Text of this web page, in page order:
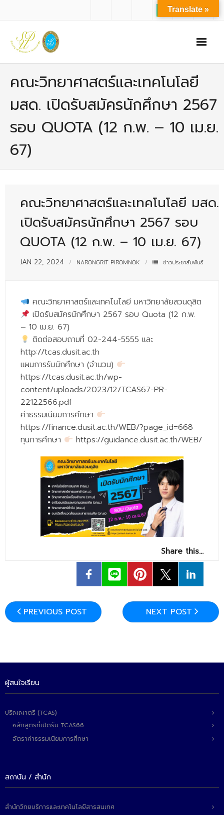
- ปรัชญาการจัดการศึกษา มหาวิทยาลัยสวนดุสิต
- ปรัชญา วิสัยทัศน์ พันธกิจ ของคณะ
- ประวัติความเป็นมาของคณะ
- - วิทยาศาสตร์เครื่องสำอาง
- - อาชีวอนามัยและความปลอดภัย
- - อนามัยสิ่งแวดล้อมและสาธารณภัย
- - วิทยาศาสตร์การแพทย์
- - ความมั่นคงปลอดภัยไซเบอร์
- - อุตสาหกรรมชีวภาพเพื่อธุรกิจ
- ศึกษาศาสตรบัณฑิต
- เทคโนโลยีบัณฑิต
- - เทคโนโลยีสารสนเทศ
ศูนย์บริการ
- ศูนย์เครื่องมือปฏิบัติการวิทยาศาสตร์
- ศูนย์ปัญญาประดิษฐ์เพื่อการศึกษา
ข่าว
- ทุน/สมัครงาน/ศึกษาต่อ
วารสารคณะ
ผลงานคณะ
- การจัดการความรู้ (KM Scitech)
สวนดุสิต จังหวัดปราจีนบุรี
คณะวิทยาศาสตร์และเทคโนโลยี
มสด. เปิดรับสมัครนักศึกษา 2567
รอบ QUOTA (12 ก.พ. – 10 เม.ย.
67)
คณะวิทยาศาสตร์และเทคโนโลยี มสด.
เปิดรับสมัครนักศึกษา 2567 รอบ
QUOTA (12 ก.พ. – 10 เม.ย. 67)
JAN 22, 2024 NARONGRIT PIROMNOK ข่าวประชาสัมพันธ์
คณะวิทยาศาสตร์และเทคโนโลยี มหาวิทยาลัยสวนดุสิต
เปิดรับสมัครนักศึกษา 2567 รอบ Quota (12 ก.พ.
– 10 เม.ย. 67)
ติดต่อสอบถามที่ 02-244-5555 และ
http://tcas.dusit.ac.th
แผนการรับนักศึกษา (จำนวน)
https://tcas.dusit.ac.th/wp-
content/uploads/2023/12/TCAS67-PR-
22122566.pdf
ค่าธรรมเนียมการศึกษา
https://finance.dusit.ac.th/WEB/?page_id=668
ทุนการศึกษา
https://guidance.dusit.ac.th/WEB/
Share this…
PREVIOUS POST NEXT POST
ผู้สนใจเรียน
ปริญญาตรี (TCAS)
หลักสูตรที่เปิดรับ TCAS66
อัตราค่าธรรมเนียมการศึกษา
สถาบัน / สำนัก
สำนักวิทยบริการและเทคโนโลยีสารสนเทศ
Translate »